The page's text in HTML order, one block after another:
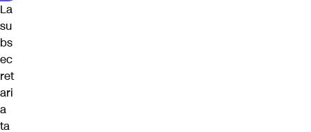
La
su
bs
ec
ret
ari
a
ta